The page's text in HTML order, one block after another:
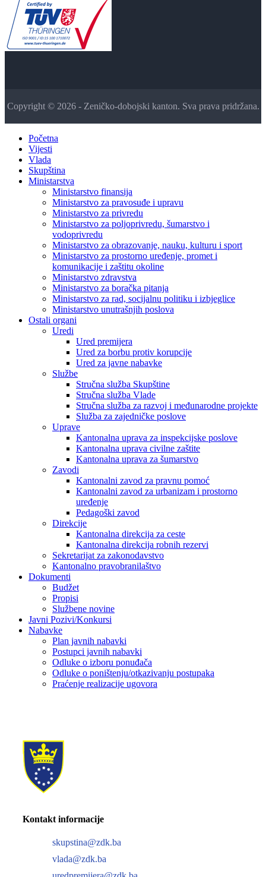
Copyright © 2026 - Zeničko-dobojski kanton. Sva prava pridržana.
Početna
Vijesti
Vlada
Skupština
Ministarstva
Ministarstvo finansija
Ministarstvo za pravosuđe i upravu
Ministarstvo za privredu
Ministarstvo za poljoprivredu, šumarstvo i
vodoprivredu
Ministarstvo za obrazovanje, nauku, kulturu i sport
Ministarstvo za prostorno uređenje, promet i
komunikacije i zaštitu okoline
Ministarstvo zdravstva
Ministarstvo za boračka pitanja
Ministarstvo za rad, socijalnu politiku i izbjeglice
Ministarstvo unutrašnjih poslova
Ostali organi
Uredi
Ured premijera
Ured za borbu protiv korupcije
Ured za javne nabavke
Službe
Stručna služba Skupštine
Stručna služba Vlade
Stručna služba za razvoj i međunarodne projekte
Služba za zajedničke poslove
Uprave
Kantonalna uprava za inspekcijske poslove
Kantonalna uprava civilne zaštite
Kantonalna uprava za šumarstvo
Zavodi
Kantonalni zavod za pravnu pomoć
Kantonalni zavod za urbanizam i prostorno
uređenje
Pedagoški zavod
Direkcije
Kantonalna direkcija za ceste
Kantonalna direkcija robnih rezervi
Sekretarijat za zakonodavstvo
Kantonalno pravobranilaštvo
Dokumenti
Budžet
Propisi
Službene novine
Javni Pozivi/Konkursi
Nabavke
Plan javnih nabavki
Postupci javnih nabavki
Odluke o izboru ponuđača
Odluke o poništenju/otkazivanju postupaka
Praćenje realizacije ugovora
Kontakt informacije
skupstina@zdk.ba
vlada@zdk.ba